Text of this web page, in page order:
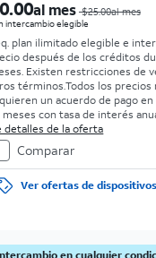
al mes $25.00al mes
intercambio elegible
plan ilimitado elegible e
después de los créditos
Existen restricciones de
términos.Todos los precios
un acuerdo de pago en
meses con tasa de interés
Sin cargo inicial para clientes
buenos antecedentes. El
de venta normal se
la compra. Existen
detalles de la oferta
Comparar
Ver ofertas de dispositivos
en cualquier